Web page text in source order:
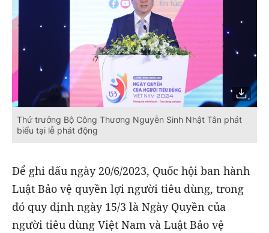
Thứ trưởng Bộ Công Thương Nguyễn Sinh Nhật Tân phát
biểu tại lễ phát động
Để ghi dấu ngày 20/6/2023, Quốc hội ban hành
Luật Bảo vệ quyền lợi người tiêu dùng, trong
đó quy định ngày 15/3 là Ngày Quyền của
người tiêu dùng Việt Nam và Luật Bảo vệ